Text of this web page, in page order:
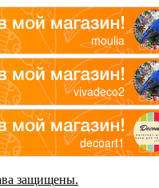
защищены.